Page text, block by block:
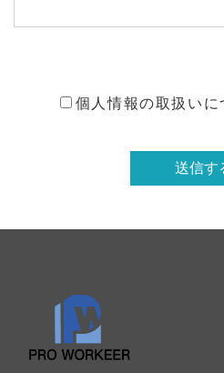
個人情報の取扱いに
送信す